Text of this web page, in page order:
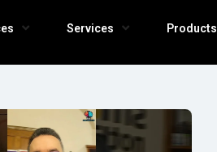
Services Products